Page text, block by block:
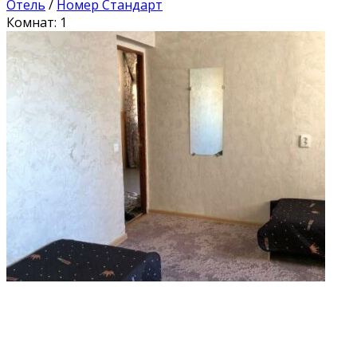
Отель / Номер Стандарт
Комнат: 1